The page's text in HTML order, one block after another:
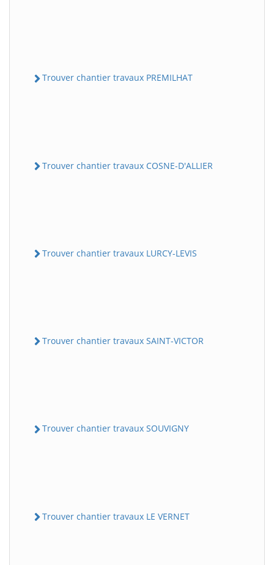
Trouver chantier travaux PREMILHAT
Trouver chantier travaux COSNE-D'ALLIER
Trouver chantier travaux LURCY-LEVIS
Trouver chantier travaux SAINT-VICTOR
Trouver chantier travaux SOUVIGNY
Trouver chantier travaux LE VERNET